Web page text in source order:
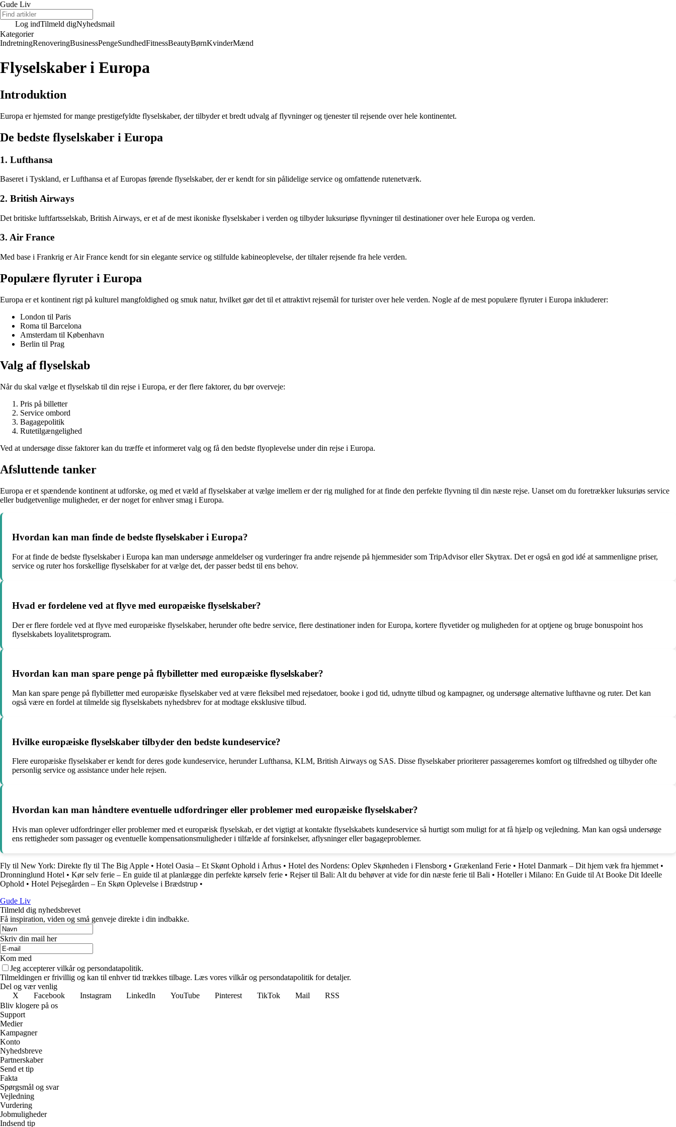
Gude Liv
Log indTilmeld digNyhedsmail
Kategorier
IndretningRenoveringBusinessPengeSundhedFitnessBeautyBørnKvinderMænd
Flyselskaber i Europa
Introduktion
Europa er hjemsted for mange prestigefyldte flyselskaber, der tilbyder et bredt udvalg af flyvninger og tjenester til rejsende over hele kontinentet.
De bedste flyselskaber i Europa
1. Lufthansa
Baseret i Tyskland, er Lufthansa et af Europas førende flyselskaber, der er kendt for sin pålidelige service og omfattende rutenetværk.
2. British Airways
Det britiske luftfartsselskab, British Airways, er et af de mest ikoniske flyselskaber i verden og tilbyder luksuriøse flyvninger til destinationer over hele Europa og verden.
3. Air France
Med base i Frankrig er Air France kendt for sin elegante service og stilfulde kabineoplevelse, der tiltaler rejsende fra hele verden.
Populære flyruter i Europa
Europa er et kontinent rigt på kulturel mangfoldighed og smuk natur, hvilket gør det til et attraktivt rejsemål for turister over hele verden. Nogle af de mest populære flyruter i Europa inkluderer:
London til Paris
Roma til Barcelona
Amsterdam til København
Berlin til Prag
Valg af flyselskab
Når du skal vælge et flyselskab til din rejse i Europa, er der flere faktorer, du bør overveje:
Pris på billetter
Service ombord
Bagagepolitik
Rutetilgængelighed
Ved at undersøge disse faktorer kan du træffe et informeret valg og få den bedste flyoplevelse under din rejse i Europa.
Afsluttende tanker
Europa er et spændende kontinent at udforske, og med et væld af flyselskaber at vælge imellem er der rig mulighed for at finde den perfekte flyvning til din næste rejse. Uanset om du foretrækker luksuriøs service
eller budgetvenlige muligheder, er der noget for enhver smag i Europa.
Hvordan kan man finde de bedste flyselskaber i Europa?
For at finde de bedste flyselskaber i Europa kan man undersøge anmeldelser og vurderinger fra andre rejsende på hjemmesider som TripAdvisor eller Skytrax. Det er også en god idé at sammenligne priser,
service og ruter hos forskellige flyselskaber for at vælge det, der passer bedst til ens behov.
Hvad er fordelene ved at flyve med europæiske flyselskaber?
Der er flere fordele ved at flyve med europæiske flyselskaber, herunder ofte bedre service, flere destinationer inden for Europa, kortere flyvetider og muligheden for at optjene og bruge bonuspoint hos
flyselskabets loyalitetsprogram.
Hvordan kan man spare penge på flybilletter med europæiske flyselskaber?
Man kan spare penge på flybilletter med europæiske flyselskaber ved at være fleksibel med rejsedatoer, booke i god tid, udnytte tilbud og kampagner, og undersøge alternative lufthavne og ruter. Det kan
også være en fordel at tilmelde sig flyselskabets nyhedsbrev for at modtage eksklusive tilbud.
Hvilke europæiske flyselskaber tilbyder den bedste kundeservice?
Flere europæiske flyselskaber er kendt for deres gode kundeservice, herunder Lufthansa, KLM, British Airways og SAS. Disse flyselskaber prioriterer passagerernes komfort og tilfredshed og tilbyder ofte
personlig service og assistance under hele rejsen.
Hvordan kan man håndtere eventuelle udfordringer eller problemer med europæiske flyselskaber?
Hvis man oplever udfordringer eller problemer med et europæisk flyselskab, er det vigtigt at kontakte flyselskabets kundeservice så hurtigt som muligt for at få hjælp og vejledning. Man kan også undersøge
ens rettigheder som passager og eventuelle kompensationsmuligheder i tilfælde af forsinkelser, aflysninger eller bagageproblemer.
Fly til New York: Direkte fly til The Big Apple • Hotel Oasia – Et Skønt Ophold i Århus • Hotel des Nordens: Oplev Skønheden i Flensborg • Grækenland Ferie • Hotel Danmark – Dit hjem væk fra hjemmet •
Dronninglund Hotel • Kør selv ferie – En guide til at planlægge din perfekte kørselv ferie • Rejser til Bali: Alt du behøver at vide for din næste ferie til Bali • Hoteller i Milano: En Guide til At Booke Dit Ideelle
Ophold • Hotel Pejsegården – En Skøn Oplevelse i Brædstrup •
Gude Liv
Tilmeld dig nyhedsbrevet
Få inspiration, viden og små genveje direkte i din indbakke.
Skriv din mail her
Kom med
Jeg accepterer vilkår og persondatapolitik.
Tilmeldingen er frivillig og kan til enhver tid trækkes tilbage. Læs vores vilkår og persondatapolitik for detaljer.
Del og vær venlig
X
Facebook Instagram LinkedIn YouTube Pinterest TikTok Mail
RSS
Bliv klogere på os
Support
Medier
Kampagner
Konto
Nyhedsbreve
Partnerskaber
Send et tip
Fakta
Spørgsmål og svar
Vejledning
Vurdering
Jobmuligheder
Indsend tip